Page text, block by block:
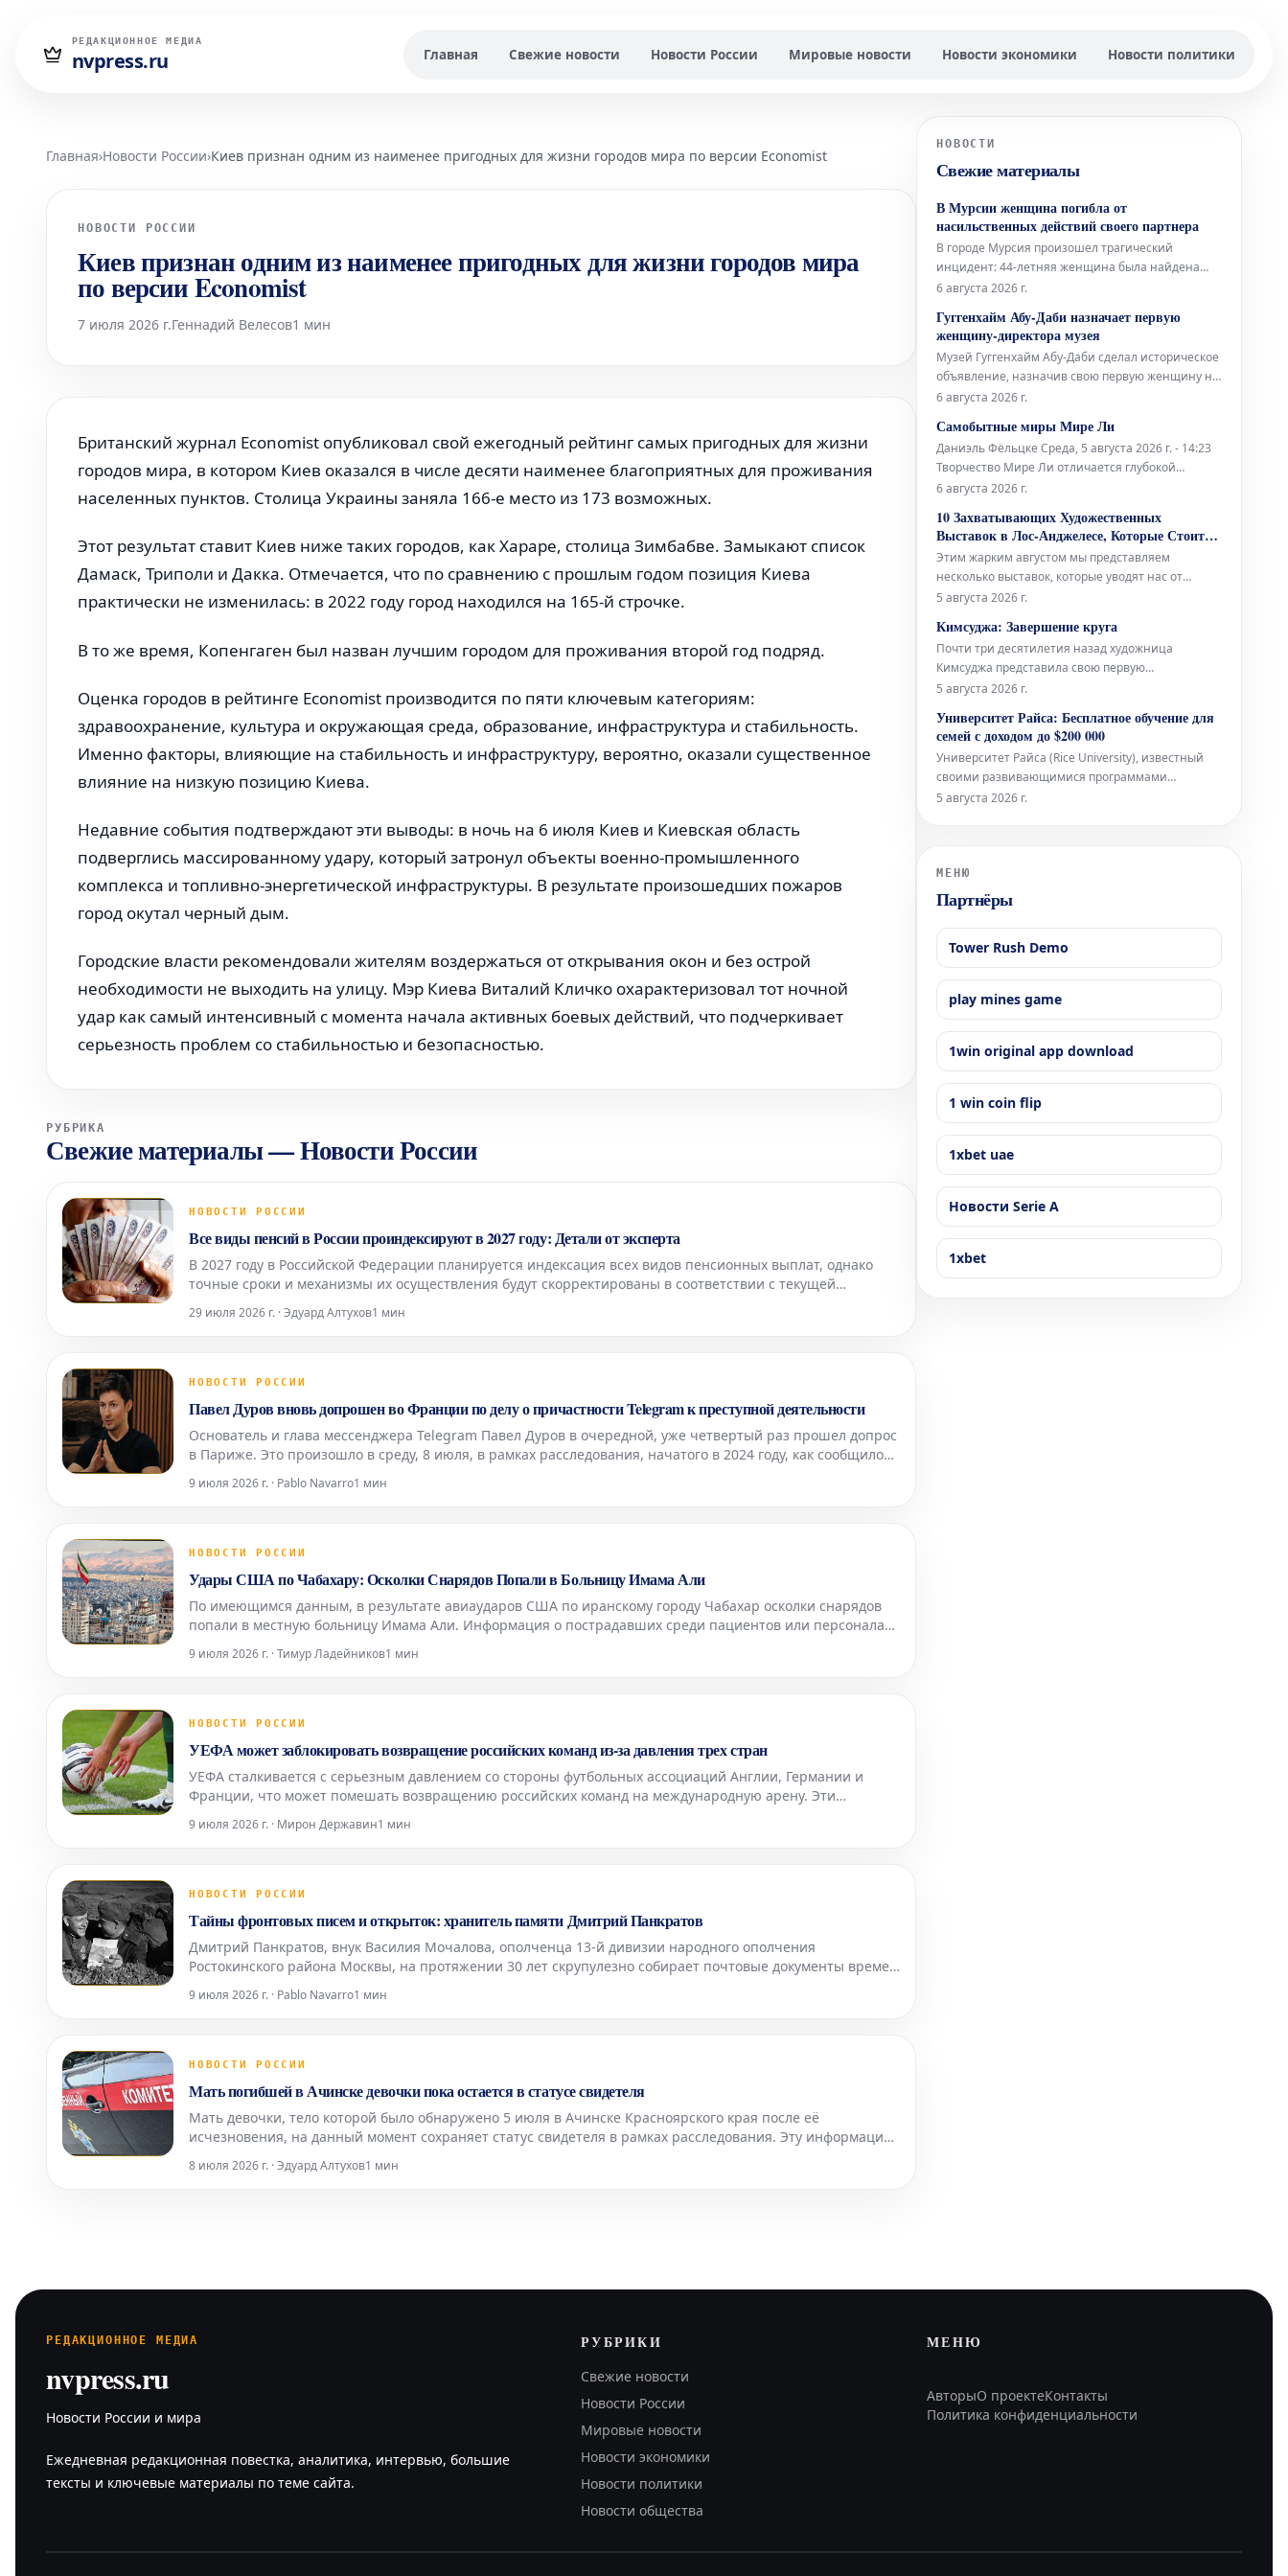
РЕДАКЦИОННОЕ МЕДИА
nvpress.ru Главная Свежие новости Новости России Мировые новости Новости экономики Новости политики
Главная›Новости России›Киев признан одним из наименее пригодных для жизни городов мира по версии Economist
НОВОСТИ РОССИИ
Киев признан одним из наименее пригодных для жизни городов мира
по версии Economist
7 июля 2026 г.Геннадий Велесов1 мин
Британский журнал Economist опубликовал свой ежегодный рейтинг самых пригодных для жизни
городов мира, в котором Киев оказался в числе десяти наименее благоприятных для проживания
населенных пунктов. Столица Украины заняла 166-е место из 173 возможных.
Этот результат ставит Киев ниже таких городов, как Хараре, столица Зимбабве. Замыкают список
Дамаск, Триполи и Дакка. Отмечается, что по сравнению с прошлым годом позиция Киева
практически не изменилась: в 2022 году город находился на 165-й строчке.
В то же время, Копенгаген был назван лучшим городом для проживания второй год подряд.
Оценка городов в рейтинге Economist производится по пяти ключевым категориям:
здравоохранение, культура и окружающая среда, образование, инфраструктура и стабильность.
Именно факторы, влияющие на стабильность и инфраструктуру, вероятно, оказали существенное
влияние на низкую позицию Киева.
Недавние события подтверждают эти выводы: в ночь на 6 июля Киев и Киевская область
подверглись массированному удару, который затронул объекты военно-промышленного
комплекса и топливно-энергетической инфраструктуры. В результате произошедших пожаров
город окутал черный дым.
Городские власти рекомендовали жителям воздержаться от открывания окон и без острой
необходимости не выходить на улицу. Мэр Киева Виталий Кличко охарактеризовал тот ночной
удар как самый интенсивный с момента начала активных боевых действий, что подчеркивает
серьезность проблем со стабильностью и безопасностью.
РУБРИКА
Свежие материалы—Новости России
НОВОСТИ РОССИИ
Все виды пенсий в России проиндексируют в 2027 году: Детали от эксперта
В 2027 году в Российской Федерации планируется индексация всех видов пенсионных выплат, однако
точные сроки и механизмы их осуществления будут скорректированы в соответствии с текущей
промышленной пал
29 июля 2026 г. · Эдуард Алтухов1 мин
НОВОСТИ РОССИИ
Павел Дуров вновь допрошен во Франции по делу о причастности Telegram к преступной деятельности
Основатель и глава мессенджера Telegram Павел Дуров в очередной, уже четвертый раз прошел допрос
в Париже. Это произошло в среду, 8 июля, в рамках расследования, начатого в 2024 году, как сообщило
агентство AFP. Следственные судьи, занимающиеся делом о возможной причастности его платформы к
про
9 июля 2026 г. · Pablo Navarro1 мин
НОВОСТИ РОССИИ
Удары США по Чабахару: Осколки Снарядов Попали в Больницу Имама Али
По имеющимся данным, в результате авиаударов США по иранскому городу Чабахар осколки снарядов
попали в местную больницу Имама Али. Информация о пострадавших среди пациентов или персонала
медицинского учреждения пока не поступала. Ранее сообщалось о взрывах в нескольких иранских
городах, вкл
9 июля 2026 г. · Тимур Ладейников1 мин
НОВОСТИ РОССИИ
УЕФА может заблокировать возвращение российских команд из-за давления трех стран
УЕФА сталкивается с серьезным давлением со стороны футбольных ассоциаций Англии, Германии и
Франции, что может помешать возвращению российских команд на международную арену. Эти
2023 году, УЕФА уже
9 июля 2026 г. · Мирон Державин1 мин
НОВОСТИ РОССИИ
Тайны фронтовых писем и открыток: хранитель памяти Дмитрий Панкратов
Дмитрий Панкратов, внук Василия Мочалова, ополченца 13-й дивизии народного ополчения
Ростокинского района Москвы, на протяжении 30 лет скрупулезно собирает почтовые документы времен
Великой Отечественной войны. В его уникальной коллекции насчитывается около пяти тысяч различных
артефактов: конв
9 июля 2026 г. · Pablo Navarro1 мин
НОВОСТИ РОССИИ
Мать погибшей в Ачинске девочки пока остается в статусе свидетеля
Мать девочки, тело которой было обнаружено 5 июля в Ачинске Красноярского края после её
исчезновения, на данный момент сохраняет статус свидетеля в рамках расследования. Эту информацию
Представитель в
8 июля 2026 г. · Эдуард Алтухов1 мин
НОВОСТИ
Свежие материалы
В Мурсии женщина погибла от
насильственных действий своего партнера
В городе Мурсия произошел трагический
инцидент: 44-летняя женщина была найдена
мертвой в помещении обувной мастерской.
смерти стали ножевые ранения,
предположительно нанесенные ее партнером.
Тело погибшей обнаружили в одной из торговых
галерей коммерчес
6 августа 2026 г.
Гуггенхайм Абу-Даби назначает первую
женщину-директора музея
Музей Гуггенхайм Абу-Даби сделал историческое
объявление, назначив свою первую женщину на
должность директора. Это значительное событие
культурного учреждения.
6 августа 2026 г.
Самобытные миры Мире Ли
Даниэль Фёльцке Среда, 5 августа 2026 г. - 14:23
Творчество Мире Ли отличается глубокой
индивидуальностью и своеобразным подходом к
уникальные и порой провокационные
пространства, полные необычных форм и
концепций, которые бросают вызов привычном
6 августа 2026 г.
10 Захватывающих Художественных
Выставок в Лос-Анджелесе, Которые Стоит
Посетить в Августе
Этим жарким августом мы представляем
несколько выставок, которые уводят нас от
грандиозных художественных высказываний в
повседневного. Галерея Lisson демонстрирует
«вмешательства» Спенсера Финча —
небольшие, раскрашенные и коллажированные
чудеса, созда
5 августа 2026 г.
Кимсуджа: Завершение круга
Почти три десятилетия назад художница
Кимсуджа представила свою первую
персональную выставку в Северной Америке под
Глядя в шитье». Она была организована в
галереях Оквилла — музее современного
искусства в богатом городе на озере Онтарио,
располож
5 августа 2026 г.
Университет Райса: Бесплатное обучение для
семей с доходом до $200 000
Университет Райса (Rice University), известный
своими развивающимися программами
бакалавриата в области искусств, объявил о
годовым доходом до 200 000 долларов США будут
иметь пра
5 августа 2026 г.
МЕНЮ
Партнёры
Tower Rush Demo
play mines game
1win original app download
1 win coin flip
1xbet uae
Новости Serie A
1xbet
РЕДАКЦИОННОЕ МЕДИА
nvpress.ru
Новости России и мира
Ежедневная редакционная повестка, аналитика, интервью, большие
тексты и ключевые материалы по теме сайта.
РУБРИКИ
Свежие новости
Новости России
Мировые новости
Новости экономики
Новости политики
Новости общества
МЕНЮ
АвторыО проектеКонтакты
Политика конфиденциальности